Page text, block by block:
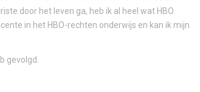
door het leven ga, heb ik al heel wat HBO
in het HBO-rechten onderwijs en kan ik mijn
gevolgd.